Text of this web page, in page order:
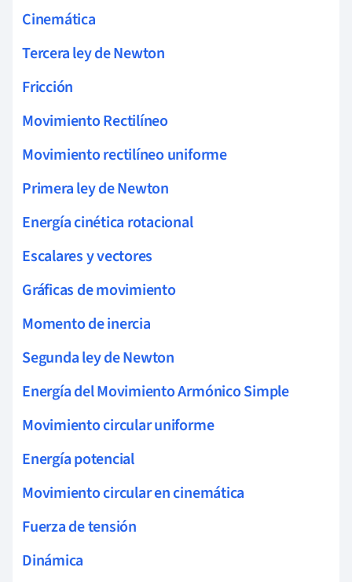
Cinemática
Tercera ley de Newton
Fricción
Movimiento Rectilíneo
Movimiento rectilíneo uniforme
Primera ley de Newton
Energía cinética rotacional
Escalares y vectores
Gráficas de movimiento
Momento de inercia
Segunda ley de Newton
Energía del Movimiento Armónico Simple
Movimiento circular uniforme
Energía potencial
Movimiento circular en cinemática
Fuerza de tensión
Dinámica